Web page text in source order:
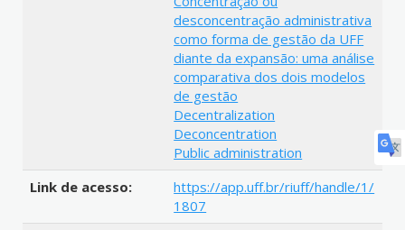
desconcentração administrativa
como forma de gestão da UFF
diante da expansão: uma análise
comparativa dos dois modelos
de gestão
Decentralization
Deconcentration
Public administration
Link de acesso:
https://app.uff.br/riuff/handle/1/
1807